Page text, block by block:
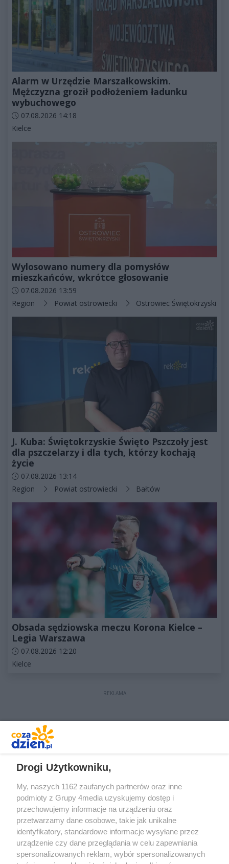
Alarm w Urzędzie Marszałkowskim.
Mężczyzna groził podłożeniem ładunku
wybuchowego
Data dodania artykułu:
07.08.2026 14:18
Kategorie artykułu:
Kielce
Wylosowano numery dla pomysłów
mieszkańców, wkrótce głosowanie
Data dodania artykułu:
07.08.2026 13:59
Kategorie artykułu:
Region Powiat ostrowiecki Ostrowiec Świętokrzyski
J. Kuba: Świętokrzyskie Święto Pszczoły jest
dla pszczelarzy i dla tych, którzy kochają
życie
Data dodania artykułu:
07.08.2026 13:14
Kategorie artykułu:
Region Powiat ostrowiecki Bałtów
Obsada sędziowska meczu Korona Kielce –
Legia Warszawa
Data dodania artykułu:
07.08.2026 12:20
Kategorie artykułu:
Kielce
REKLAMA
Drogi Użytkowniku,
My, naszych 1162 zaufanych partnerów oraz inne
podmioty z Grupy 4media uzyskujemy dostęp i
przechowujemy informacje na urządzeniu oraz
przetwarzamy dane osobowe, takie jak unikalne
identyfikatory, standardowe informacje wysyłane przez
urządzenie czy dane przeglądania w celu zapewniania
spersonalizowanych reklam, wybór spersonalizowanych